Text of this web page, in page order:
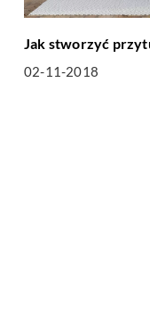
Jak stworzyć
02-11-2018